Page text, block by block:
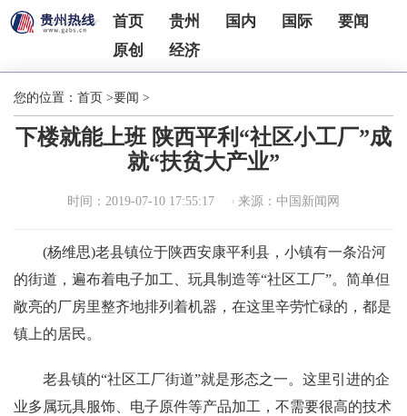
首页 贵州 国内 国际
要闻
原创
经济
您的位置： 首页 >要闻 >
下楼就能上班 陕西平利“社区小工厂”成
就“扶贫大产业”
时间：2019-07-10 17:55:17 来源：中国新闻网
(杨维思)老县镇位于陕西安康平利县，小镇有一条沿河
的街道，遍布着电子加工、玩具制造等“社区工厂”。简单但
敞亮的厂房里整齐地排列着机器，在这里辛劳忙碌的，都是
镇上的居民。
老县镇的“社区工厂街道”就是形态之一。这里引进的企
业多属玩具服饰、电子原件等产品加工，不需要很高的技术